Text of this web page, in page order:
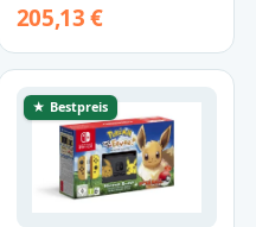
205,13 €
★ Bestpreis